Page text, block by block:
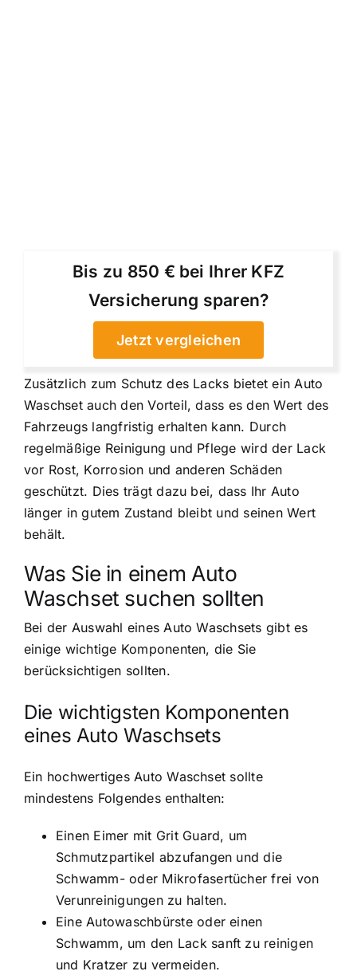
Bis zu 850 € bei Ihrer KFZ
Versicherung sparen?
Jetzt vergleichen
Zusätzlich zum Schutz des Lacks bietet ein Auto
Waschset auch den Vorteil, dass es den Wert des
Fahrzeugs langfristig erhalten kann. Durch
regelmäßige Reinigung und Pflege wird der Lack
vor Rost, Korrosion und anderen Schäden
geschützt. Dies trägt dazu bei, dass Ihr Auto
länger in gutem Zustand bleibt und seinen Wert
behält.
Was Sie in einem Auto
Waschset suchen sollten
Bei der Auswahl eines Auto Waschsets gibt es
einige wichtige Komponenten, die Sie
berücksichtigen sollten.
Die wichtigsten Komponenten
eines Auto Waschsets
Ein hochwertiges Auto Waschset sollte
mindestens Folgendes enthalten:
Einen Eimer mit Grit Guard, um
Schmutzpartikel abzufangen und die
Schwamm- oder Mikrofasertücher frei von
Verunreinigungen zu halten.
Eine Autowaschbürste oder einen
Schwamm, um den Lack sanft zu reinigen
und Kratzer zu vermeiden.